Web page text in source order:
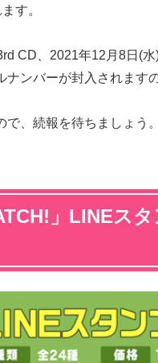
す。
CD、2021年12月8日(
ンバーが封入されます
、続報を待ちましょう。
」LINEス